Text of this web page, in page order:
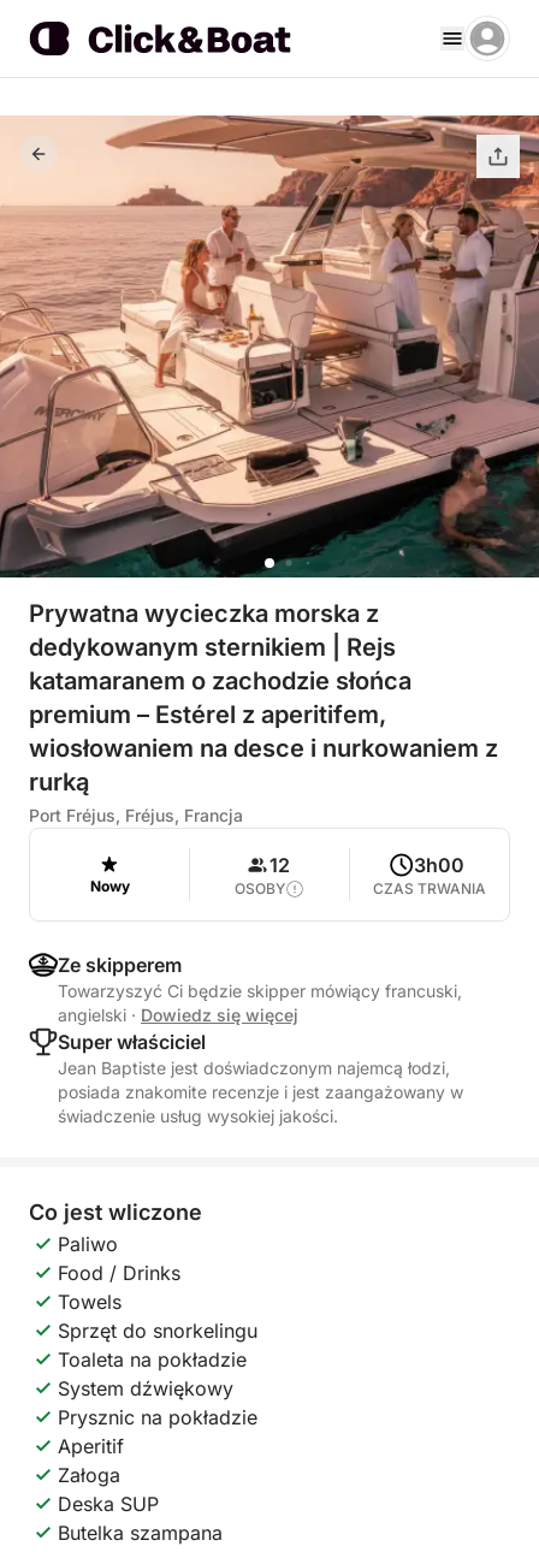
Prywatna wycieczka morska z
dedykowanym sternikiem | Rejs
katamaranem o zachodzie słońca
premium – Estérel z aperitifem,
wiosłowaniem na desce i nurkowaniem z
rurką
Port Fréjus, Fréjus, Francja
Nowy
12
OSOBY
3h00
CZAS TRWANIA
Ze skipperem
Towarzyszyć Ci będzie skipper mówiący francuski,
angielski · Dowiedz się więcej
Super właściciel
Jean Baptiste jest doświadczonym najemcą łodzi,
posiada znakomite recenzje i jest zaangażowany w
świadczenie usług wysokiej jakości.
Co jest wliczone
Paliwo
Food / Drinks
Towels
Sprzęt do snorkelingu
Toaleta na pokładzie
System dźwiękowy
Prysznic na pokładzie
Aperitif
Załoga
Deska SUP
Butelka szampana